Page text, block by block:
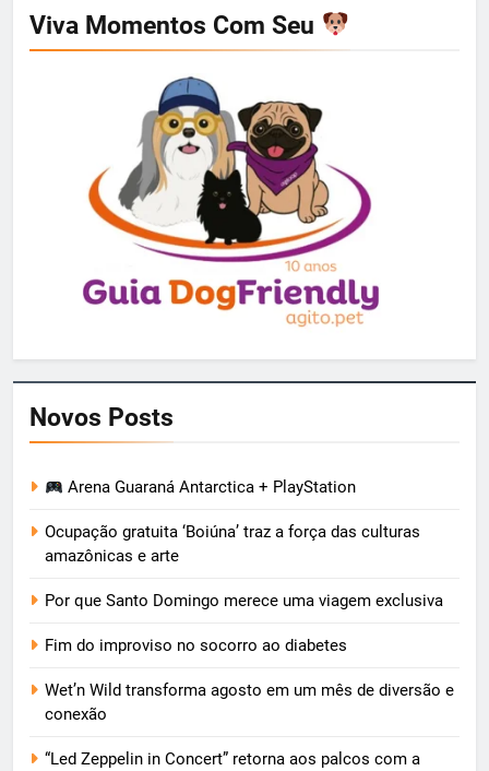
Viva Momentos Com Seu
Novos Posts
Arena Guaraná Antarctica + PlayStation
Ocupação gratuita ‘Boiúna’ traz a força das culturas
amazônicas e arte
Por que Santo Domingo merece uma viagem exclusiva
Fim do improviso no socorro ao diabetes
Wet’n Wild transforma agosto em um mês de diversão e
conexão
“Led Zeppelin in Concert” retorna aos palcos com a